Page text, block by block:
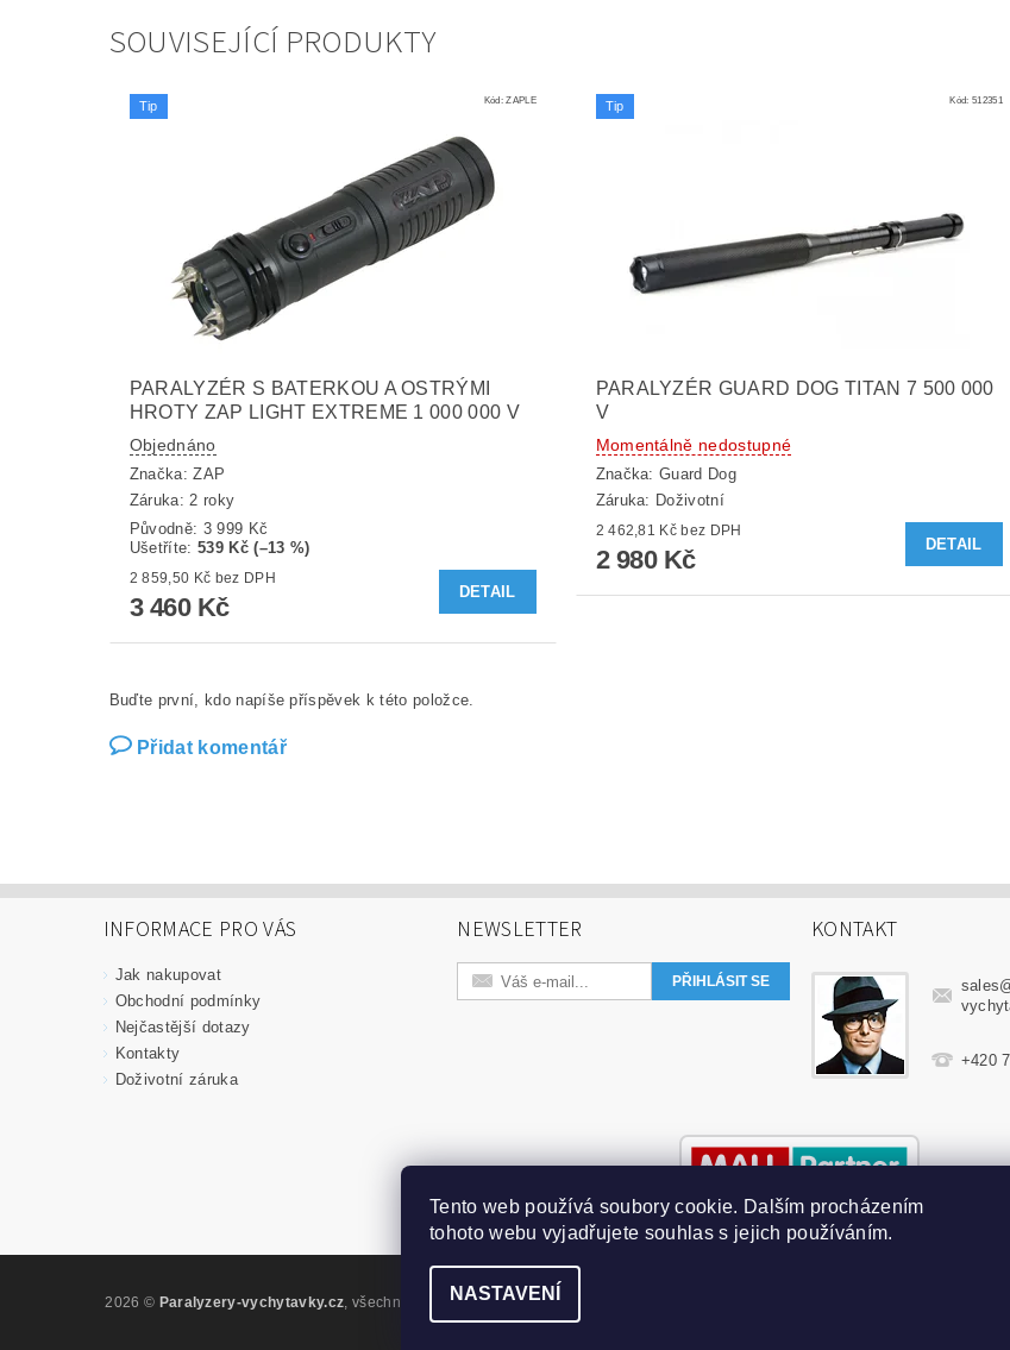
SOUVISEJÍCÍ PRODUKTY
Tip Kód:ZAPLE
PARALYZÉR S BATERKOU A OSTRÝMI
HROTY ZAP LIGHT EXTREME 1 000 000 V
Objednáno
Značka:ZAP
Záruka: 2 roky
Původně: 3 999 Kč
Ušetříte: 539 Kč (–13 %)
2 859,50 Kč bez DPH
3 460 Kč
DETAIL
Tip Kód: 512351
PARALYZÉR GUARD DOG TITAN 7 500 000
V
Momentálně nedostupné
Značka:Guard Dog
Záruka: Doživotní
2 462,81 Kč bez DPH
2 980 Kč
DETAIL
Buďte první, kdo napíše příspěvek k této položce.
Přidat komentář
INFORMACE PRO VÁS
Jak nakupovat
Obchodní podmínky
Nejčastější dotazy
Kontakty
Doživotní záruka
NEWSLETTER KONTAKT
sales
+420
2026 © Paralyzery-vychytavky.cz, všechna práva vyhrazena
Tento web používá soubory cookie. Dalším procházením
tohoto webu vyjadřujete souhlas s jejich používáním.
NASTAVENÍ